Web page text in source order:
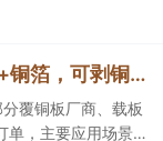
【机构龙虎榜解读】PCB+先进封装+铜箔，可剥铜产品通过了部分覆铜板厂商、载板厂商及相关芯片终端的认证，持续获得小批量订单，主要应用场景包括芯片封装光模块用PCB，机构大额净买入这家公司
覆铜板厂商、载板
单，主要应用场景